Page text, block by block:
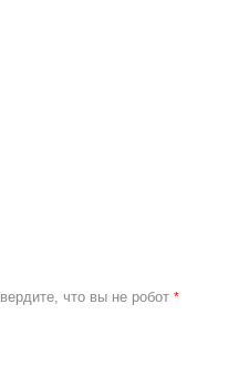
что вы не робот *